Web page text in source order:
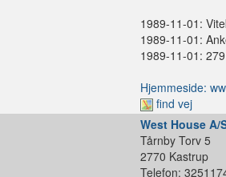
1989-11-01:
1989-11-01:
1989-11-01:
Hjemmeside:
find vej
West House A/
Tårnby Torv 5
2770 Kastrup
Telefon: